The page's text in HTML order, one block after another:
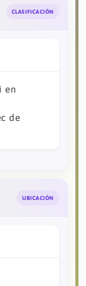
CLASIFICACIÓN
en
de
UBICACIÓN